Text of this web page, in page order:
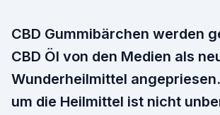
CBD Gummibärchen werden
CBD Öl von den Medien als
Wunderheilmittel
um die Heilmittel ist nicht